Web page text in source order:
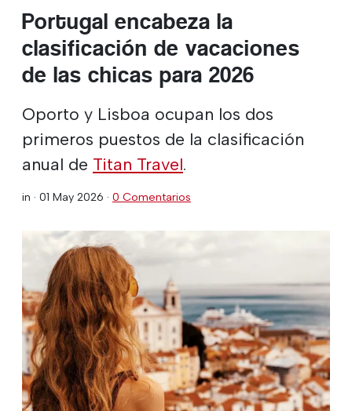
Portugal encabeza la
clasificación de vacaciones
de las chicas para 2026
Oporto y Lisboa ocupan los dos
primeros puestos de la clasificación
anual de Titan Travel.
in · 01 May 2026 · 0 Comentarios